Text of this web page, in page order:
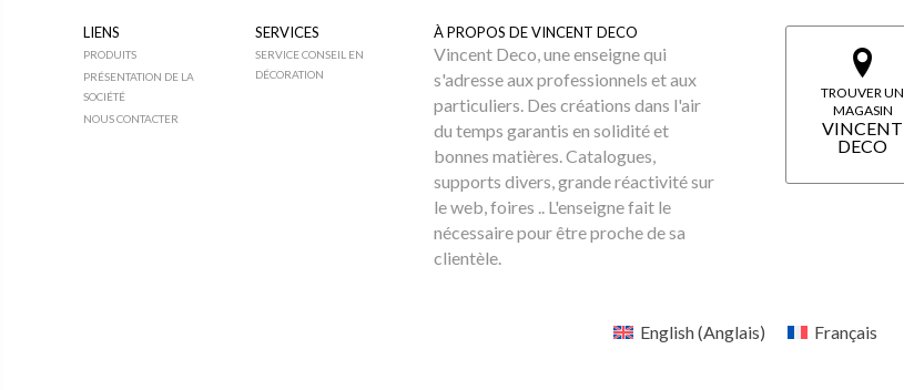
LIENS
PRODUITS
PRÉSENTATION DE LA
SOCIÉTÉ
NOUS CONTACTER
SERVICES
SERVICE CONSEIL EN
DÉCORATION
À PROPOS DE VINCENT DECO
Vincent Deco, une enseigne qui
s'adresse aux professionnels et aux
particuliers. Des créations dans l'air
du temps garantis en solidité et
bonnes matières. Catalogues,
supports divers, grande réactivité sur
le web, foires .. L'enseigne fait le
nécessaire pour être proche de sa
clientèle.
TROUVER UN
MAGASIN
VINCENT
DECO
English(Anglais) Français